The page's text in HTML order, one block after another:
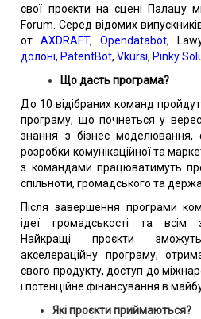
свої проєкти на сцені Палацу
Forum. Cеред відомих
отAXDRAFT,Opendatabot,
долоні, PatentBot,Vkursi, Pinky
Що дасть програма?
До 10 відібраних команд
програму, що почнеться у
знання з бізнес моделювання,
розробки комунікаційної та
з командами працюватимуть
спільноти, громадського та
Після завершення програми
ідеї громадськості та всім
Найкращі проєкти
акселераційну програму,
свого продукту, доступ до
і потенційне фінансування в
Які проєкти приймаються?